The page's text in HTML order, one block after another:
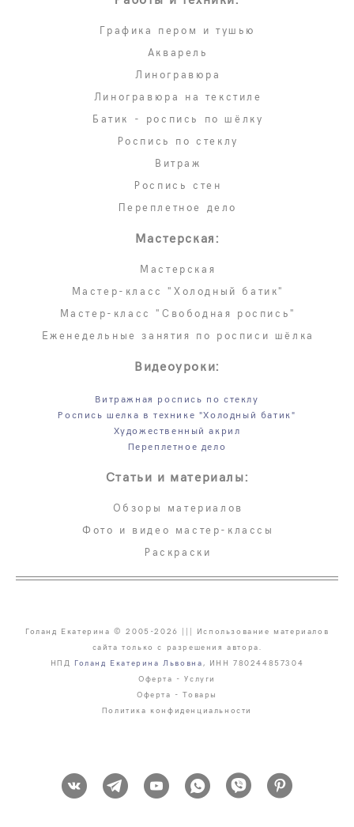
Графика пером и тушью
Акварель
Линогравюра
Линогравюра на текстиле
Батик - роспись по шёлку
Роспись по стеклу
Витраж
Роспись стен
Переплетное дело
Мастерская:
Мастерская
Мастер-класс "Холодный батик"
Мастер-класс "Свободная роспись"
Еженедельные занятия по росписи шёлка
Видеоуроки:
Витражная роспись по стеклу
Роспись шелка в технике "Холодный батик"
Художественный акрил
Переплетное дело
Статьи и материалы:
Обзоры материалов
Фото и видео мастер-классы
Раскраски
Голанд Екатерина © 2005-2026 ||| Использование материалов
сайта только с разрешения автора.
НПД Голанд Екатерина Львовна, ИНН 780244857304
Оферта - Услуги
Оферта - Товары
Политика конфиденциальности